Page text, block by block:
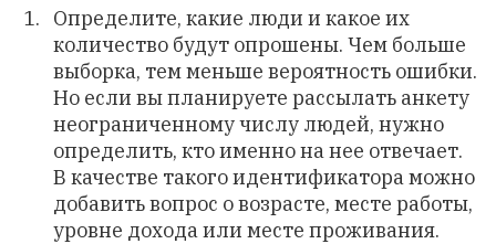
Определите, какие люди и какое их
количество будут опрошены. Чем больше
выборка, тем меньше вероятность ошибки.
Но если вы планируете рассылать анкету
неограниченному числу людей, нужно
определить, кто именно на нее отвечает.
В качестве такого идентификатора можно
добавить вопрос о возрасте, месте работы,
уровне дохода или месте проживания.